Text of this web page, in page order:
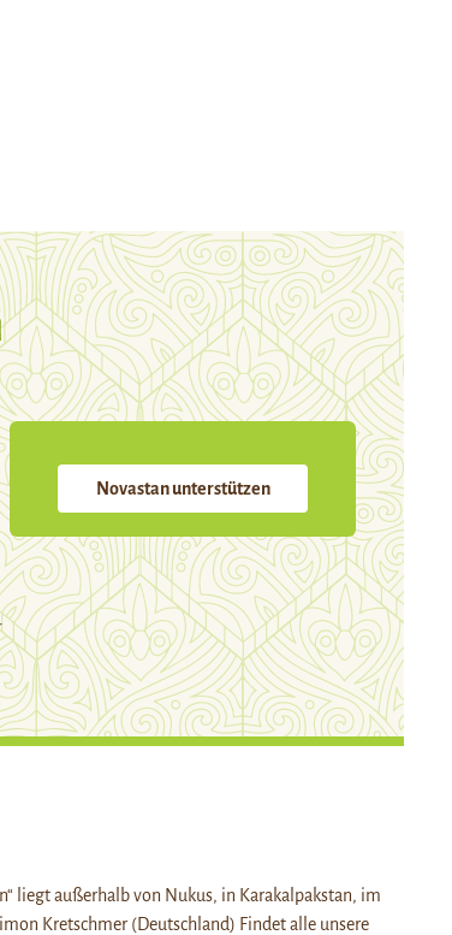
Novastan unterstützen
liegt außerhalb von Nukus, in Karakalpakstan, im
Kretschmer (Deutschland) Findet alle unsere